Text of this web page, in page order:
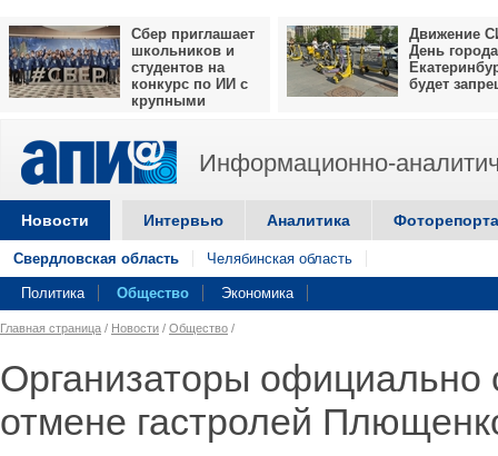
Сбер приглашает
школьников и
студентов на
конкурс по ИИ с
крупными
Движение
День города
будет
Информационно-
Новости Интервью Аналитика
Свердловская область Челябинская область
Политика Общество Экономика
Главная страница / Новости / Общество /
Организаторы официально
отмене гастролей